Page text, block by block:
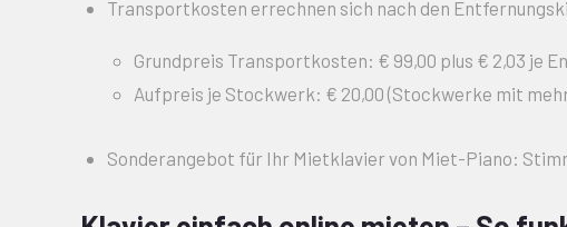
Transportkosten errechnen sich nach den
Grundpreis Transportkosten: € 99,00 plus € 2,03 je
Aufpreis je Stockwerk: € 20,00 (Stockwerke mit
Sonderangebot für Ihr Mietklavier von Miet-Piano: